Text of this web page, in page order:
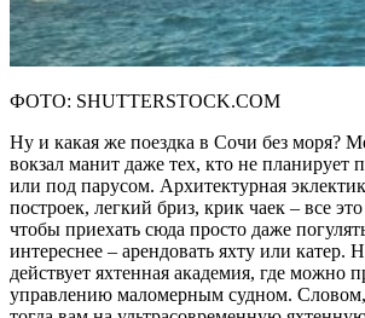
ФОТО: SHUTTERSTOCK.COM
Ну и какая же поездка в Сочи без моря?
вокзал манит даже тех, кто не планирует
или под парусом. Архитектурная
построек, легкий бриз, крик чаек – все
чтобы приехать сюда просто даже
интереснее – арендовать яхту или катер.
действует яхтенная академия, где можно
управлению маломерным судном.